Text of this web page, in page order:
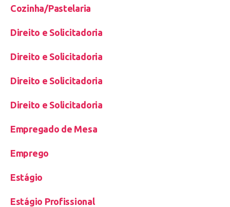
Cozinha/Pastelaria
Direito e Solicitadoria
Direito e Solicitadoria
Direito e Solicitadoria
Direito e Solicitadoria
Empregado de Mesa
Emprego
Estágio
Estágio Profissional